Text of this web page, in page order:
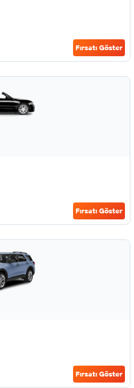
Fırsatı Göster
Fırsatı Göster
Fırsatı Göster